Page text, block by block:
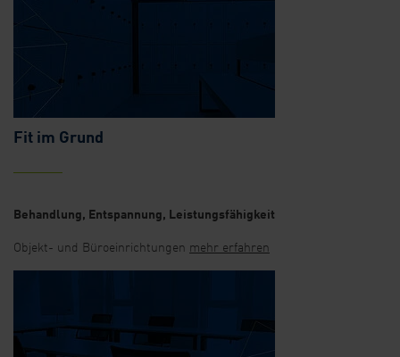
Fit im Grund
Behandlung, Entspannung, Leistungsfähigkeit
Objekt- und Büroeinrichtungen mehr erfahren